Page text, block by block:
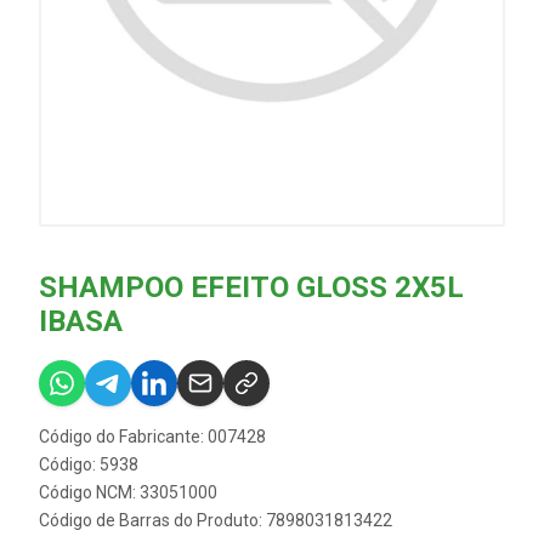
SHAMPOO EFEITO GLOSS 2X5L
IBASA
Código do Fabricante: 007428
Código: 5938
Código NCM: 33051000
Código de Barras do Produto: 7898031813422